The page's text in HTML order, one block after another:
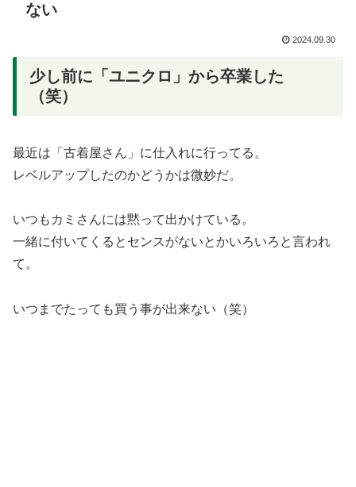
ない
2024.09.30
少し前に「ユニクロ」から卒業した
（笑）
最近は「古着屋さん」に仕入れに行ってる。
レベルアップしたのかどうかは微妙だ。
いつもカミさんには黙って出かけている。
一緒に付いてくるとセンスがないとかいろいろと言われ
て。
いつまでたっても買う事が出来ない（笑）